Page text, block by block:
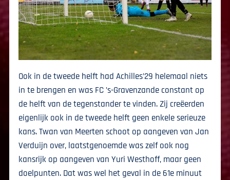
Ook in de tweede helft had Achilles’29 helemaal niets
in te brengen en was FC ’s-Gravenzande constant op
de helft van de tegenstander te vinden. Zij creëerden
eigenlijk ook in de tweede helft geen enkele serieuze
kans. Twan van Meerten schoot op aangeven van Jan
Verduijn over, laatstgenoemde was zelf ook nog
kansrijk op aangeven van Yuri Westhoff, maar geen
doelpunten. Dat was wel het geval in de 61e minuut